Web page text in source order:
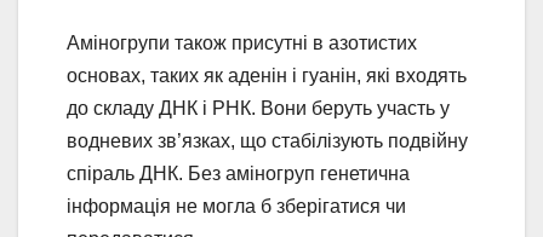
Аміногрупи також присутні в азотистих
основах, таких як аденін і гуанін, які входять
до складу ДНК і РНК. Вони беруть участь у
водневих зв’язках, що стабілізують подвійну
спіраль ДНК. Без аміногруп генетична
інформація не могла б зберігатися чи